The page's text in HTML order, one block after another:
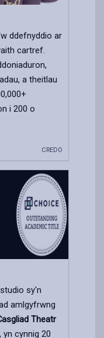
ddefnyddio ar
cartref.
a theitlau
i 200 o
CREDO
sy'n
amlgyfrwng
Theatr
yn cynnig 20